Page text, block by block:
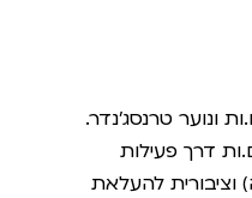
ונוער טרנסג'נדר.
דרך פעילות
להעלאת